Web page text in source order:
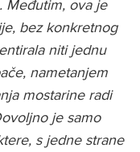
Međutim, ova je
bez konkretnog
niti jednu
nametanjem
mostarine radi
je samo
s jedne strane